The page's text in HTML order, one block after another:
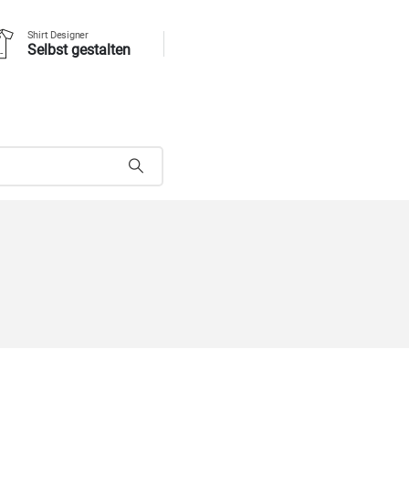
Shirt Designer
Selbst gestalten